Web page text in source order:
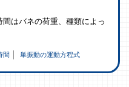
はバネの荷重、種類によっ
間 単振動の運動方程式